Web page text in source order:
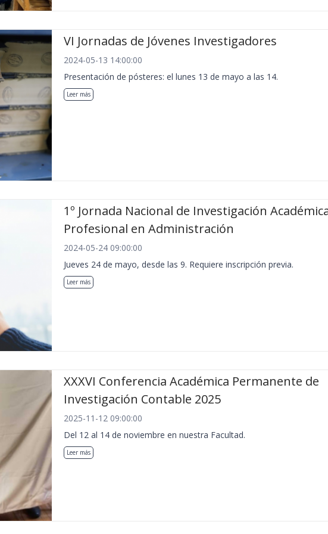
VI Jornadas de Jóvenes Investigadores
2024-05-13 14:00:00
Presentación de pósteres: el lunes 13 de mayo a las 14.
Leer más
1º Jornada Nacional de Investigación
Profesional en Administración
2024-05-24 09:00:00
Jueves 24 de mayo, desde las 9. Requiere inscripción previa.
Leer más
XXXVI Conferencia Académica Permanente de
Investigación Contable 2025
2025-11-12 09:00:00
Del 12 al 14 de noviembre en nuestra Facultad.
Leer más